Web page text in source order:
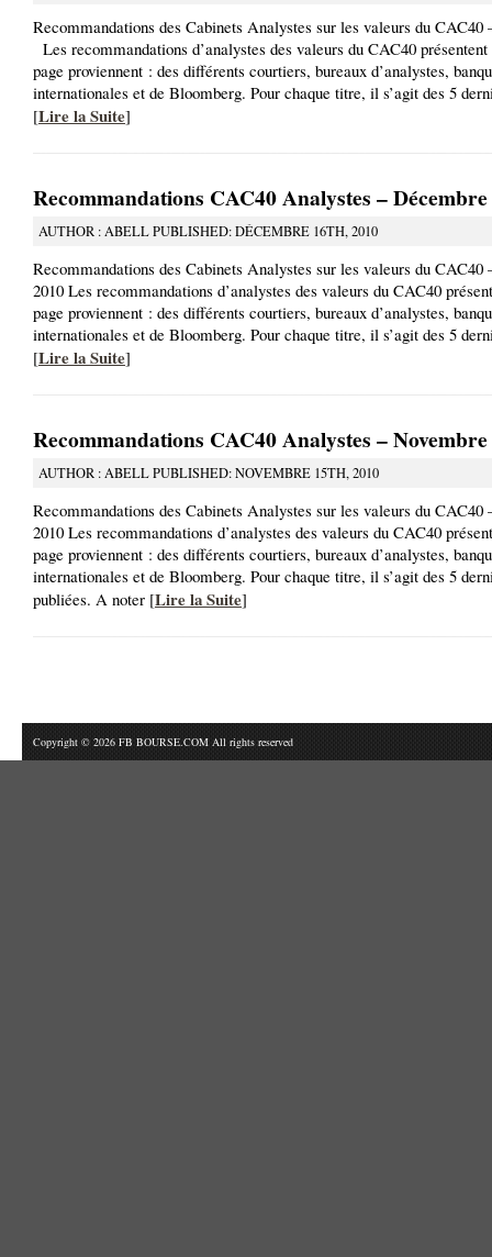
Recommandations des Cabinets Analystes sur les valeurs du CAC40
Les recommandations d’analystes des valeurs du CAC40
page proviennent : des différents courtiers, bureaux d’analystes,
internationales et de Bloomberg. Pour chaque titre, il s’agit des 5
[Lire la Suite]
Recommandations CAC40 Analystes –
AUTHOR : ABELL PUBLISHED: DÉCEMBRE 16TH, 2010
Recommandations des Cabinets Analystes sur les valeurs du CAC40
2010 Les recommandations d’analystes des valeurs du CAC40
page proviennent : des différents courtiers, bureaux d’analystes,
internationales et de Bloomberg. Pour chaque titre, il s’agit des 5
[Lire la Suite]
Recommandations CAC40 Analystes –
AUTHOR : ABELL PUBLISHED: NOVEMBRE 15TH, 2010
Recommandations des Cabinets Analystes sur les valeurs du CAC40
2010 Les recommandations d’analystes des valeurs du CAC40
page proviennent : des différents courtiers, bureaux d’analystes,
internationales et de Bloomberg. Pour chaque titre, il s’agit des 5
publiées. A noter [Lire la Suite]
Copyright © 2026 FB BOURSE.COM All rights reserved